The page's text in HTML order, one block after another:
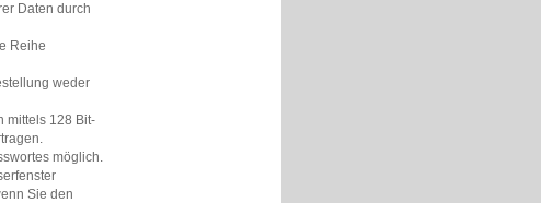
Daten durch
Reihe
weder
mittels 128 Bit-
möglich.
Sie den